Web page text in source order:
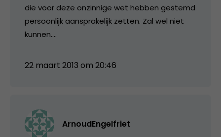
die voor deze onzinnige wet hebben gestemd
persoonlijk aansprakelijk zetten. Zal wel niet
kunnen….
22 maart 2013 om 20:46
ArnoudEngelfriet